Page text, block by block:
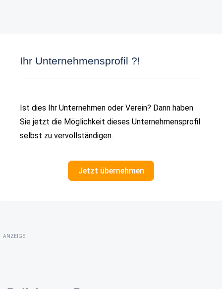
Ihr Unternehmensprofil ?!
Ist dies Ihr Unternehmen oder Verein? Dann haben
Sie jetzt die Möglichkeit dieses Unternehmensprofil
selbst zu vervollständigen.
Jetzt übernehmen
ANZEIGE